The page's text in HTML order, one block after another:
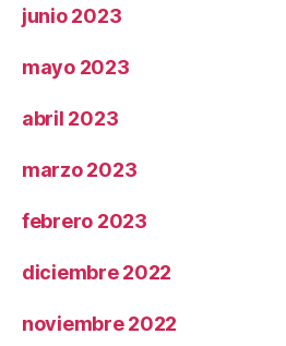
junio 2023
mayo 2023
abril 2023
marzo 2023
febrero 2023
diciembre 2022
noviembre 2022